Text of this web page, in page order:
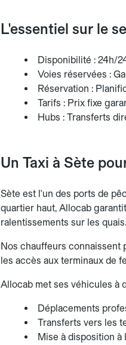
L'essentiel sur le
Disponibilité : 24h/
Voies réservées :
Réservation :
Tarifs : Prix fixe
Hubs : Transferts
Un Taxi à Sète
Sète est l'un des ports de
quartier haut, Allocab
ralentissements sur les
Nos chauffeurs connaissent
les accès aux terminaux de
Allocab met ses véhicules à
Déplacements
Transferts vers les
Mise à disposition à